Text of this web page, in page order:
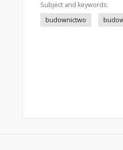
Subject and keywords:
budownictwo